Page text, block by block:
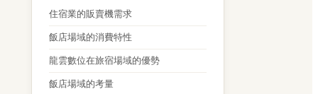
住宿業的販賣機需求
飯店場域的消費特性
龍雲數位在旅宿場域的優勢
飯店場域的考量